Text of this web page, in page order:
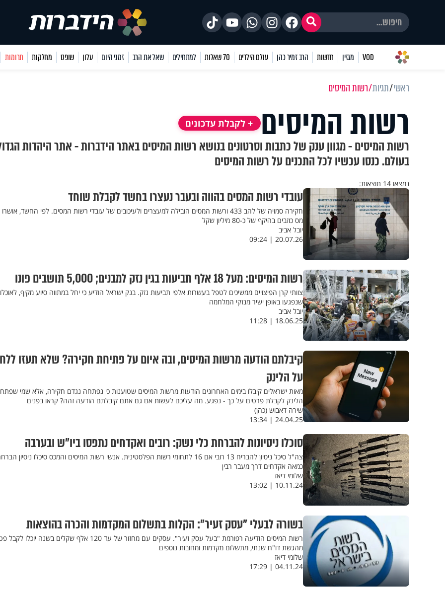
VOD מגזין חדשות הרב זמיר כהן עולם הילדים 70 שאלות למתחילים שאל את הרב זמני היום עלון שופס מחלקות תרומות
ראשי תגיות רשות המיסים
רשות המיסים + לקבלת עדכונים
רשות המיסים - מגוון ענק של כתבות וסרטונים בנושא רשות המיסים באתר הידברות - אתר היהדות
בעולם. כנסו עכשיו לכל התכנים על רשות המיסים
נמצאו 14 תוצאות:
עובדי רשות המסים בהווה ובעבר נעצרו בחשד לקבלת שוחד
חקירה סמויה של להב 433 ורשות המסים הובילה למעצרים ולעיכובים של עובדי רשות המסים. לפי החשד,
מס כוזבים בהיקף של כ-80 מיליון שקל
יובל אביב
20.07.26 | 09:24
רשות המיסים: מעל 18 אלף תביעות בגין נזק למבנים; 5,000 תושבים פונו
צוותי קרן הפיצויים ממשיכים לטפל בעשרות אלפי תביעות נזק. בנק ישראל הודיע כי יחל במתווה סיוע מקיף,
שנפגעו באופן ישיר מנזקי המלחמה
יובל אביב
18.06.25 | 11:28
קיבלתם הודעה מרשות המיסים, ובה איום על פתיחת חקירה? שלא תעזו
על הלינק
מאות ישראלים קיבלו בימים האחרונים הודעות מרשות המיסים שטוענות כי נפתחה נגדם חקירה, אלא שמי
הלינק לקבלת פרטים על כך - נפגע. מה עליכם לעשות אם גם אתם קיבלתם הודעה זהה? קראו בפנים
שירה דאבוש (כהן)
24.04.25 | 13:34
סוכלו ניסיונות להברחת כלי נשק: רובים ואקדחים נתפסו ביו"ש ובערבה
צה"ל סיכל ניסיון להבריח 13 רובי אם 16 לתחומי רשות הפלסטינית. אנשי רשות המיסים והמכס סיכלו ניסיון
כמאה אקדחים דרך מעבר רבין
שלומי דיאז
10.11.24 | 13:02
בשורה לבעלי "עסק זעיר": הקלות בתשלום המקדמות והכרה בהוצאות
רשות המיסים הודיעה רפורמת "בעל עסק זעיר". עסקים עם מחזור של עד 120 אלף שקלים בשנה יוכלו
מהגשת דו"ח שנתי, מתשלום מקדמות ומחובות נוספים
שלומי דיאז
04.11.24 | 17:29